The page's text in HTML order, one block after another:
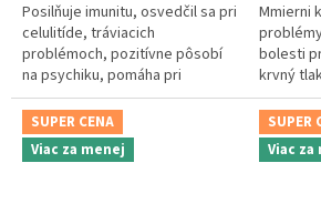
Posilňuje imunitu, osvedčil sa pri
celulitíde, tráviacich
problémoch, pozitívne pôsobí
na psychiku, pomáha pri
nespavosti a depresiách.
Mmierni
bolesti
krvný
spánok.
SUPER CENA
Viac za menej
SUPER
Viac za